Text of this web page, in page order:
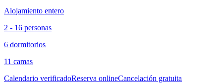
Alojamiento entero
2 - 16 personas
6 dormitorios
11 camas
Calendario verificadoReserva onlineCancelación gratuita